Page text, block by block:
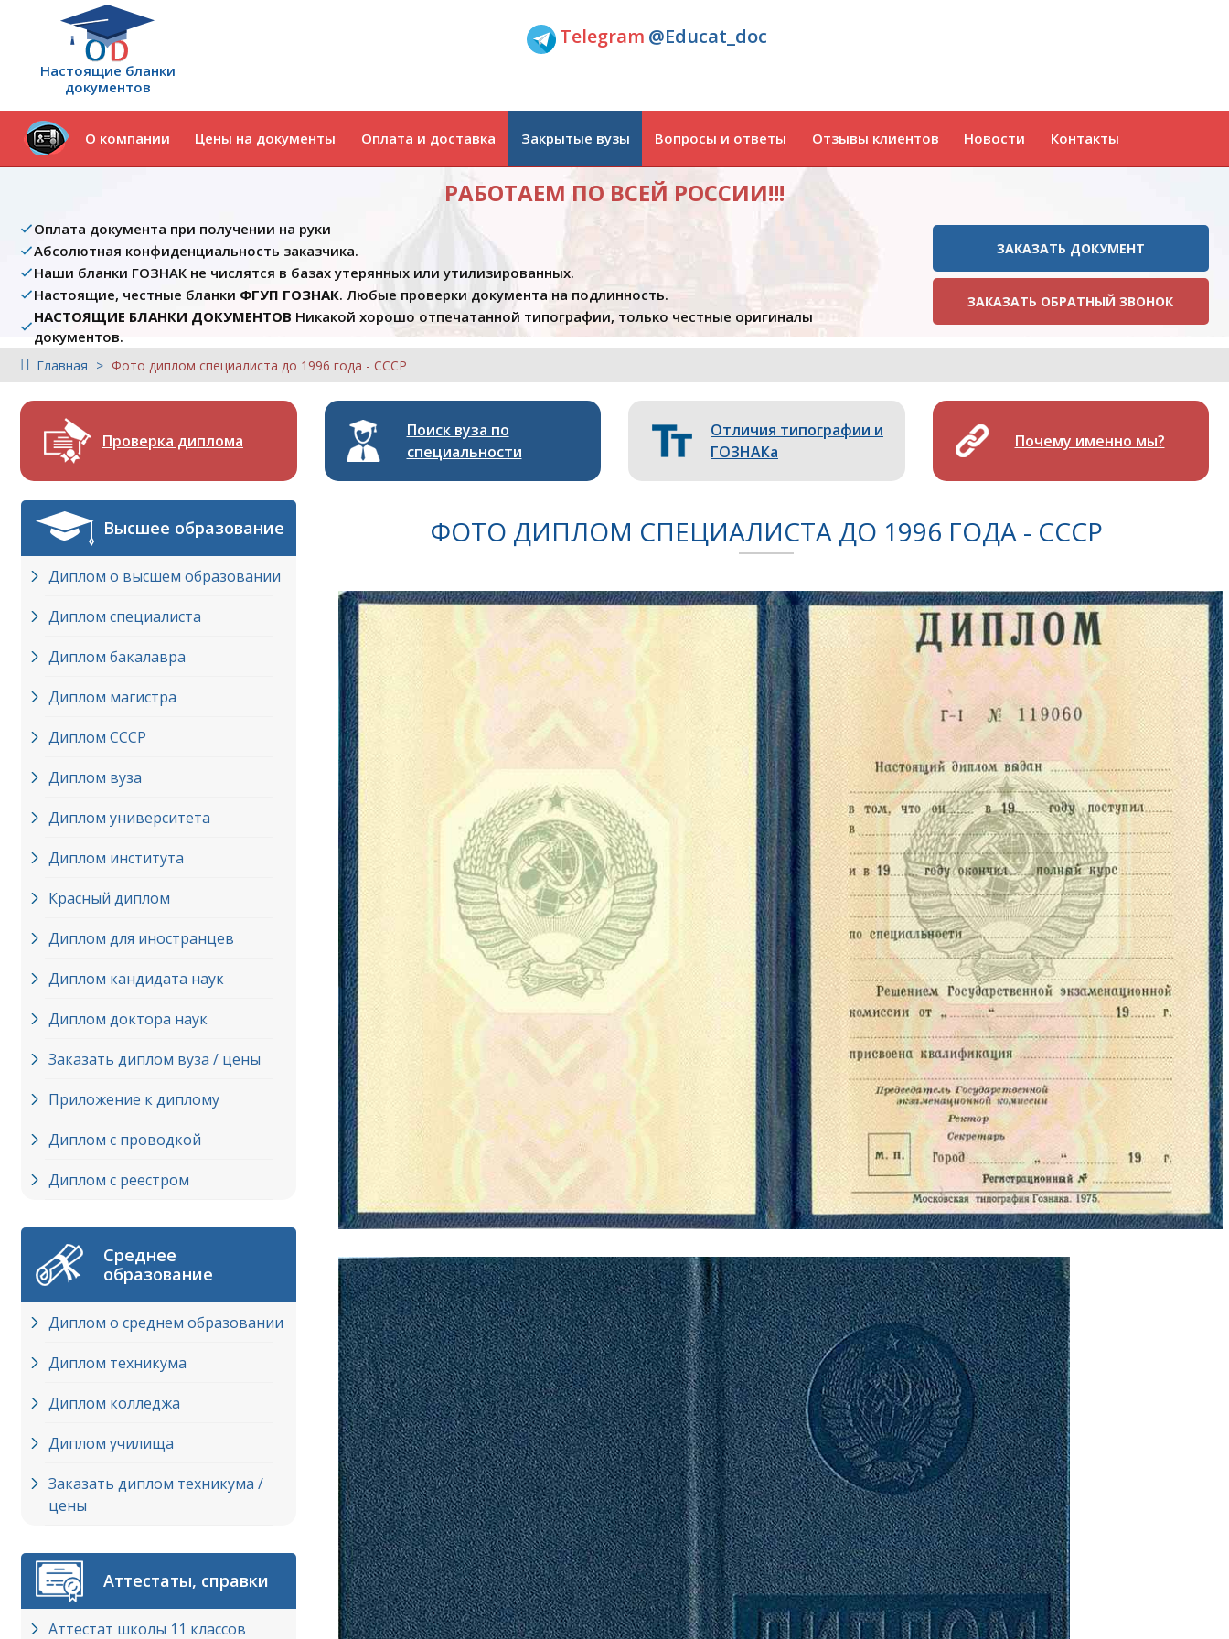
Настоящие бланки
документов
Telegram @Educat_doc
О компании Цены на документы Оплата и доставка Закрытые вузы Вопросы и ответы Отзывы клиентов Новости Контакты
РАБОТАЕМ ПО ВСЕЙ РОССИИ!!!
Оплата документа при получении на руки
Абсолютная конфиденциальность заказчика.
Наши бланки ГОЗНАК не числятся в базах утерянных или утилизированных.
Настоящие, честные бланки ФГУП ГОЗНАК. Любые проверки документа на подлинность.
НАСТОЯЩИЕ БЛАНКИ ДОКУМЕНТОВ Никакой хорошо отпечатанной типографии, только честные оригиналы
документов.
ЗАКАЗАТЬ ДОКУМЕНТ
ЗАКАЗАТЬ ОБРАТНЫЙ ЗВОНОК
Главная Фото диплом специалиста до 1996 года - СССР
Проверка диплома
Поиск вуза по
специальности
Отличия типографии и
ГОЗНАКа
Почему именно мы?
Высшее образование
Диплом о высшем образовании
Диплом специалиста
Диплом бакалавра
Диплом магистра
Диплом СССР
Диплом вуза
Диплом университета
Диплом института
Красный диплом
Диплом для иностранцев
Диплом кандидата наук
Диплом доктора наук
Заказать диплом вуза / цены
Приложение к диплому
Диплом с проводкой
Диплом с реестром
Среднее
образование
Диплом о среднем образовании
Диплом техникума
Диплом колледжа
Диплом училища
Заказать диплом техникума /
цены
Аттестаты, справки
Аттестат школы 11 классов
ФОТО ДИПЛОМ СПЕЦИАЛИСТА ДО 1996 ГОДА - СССР